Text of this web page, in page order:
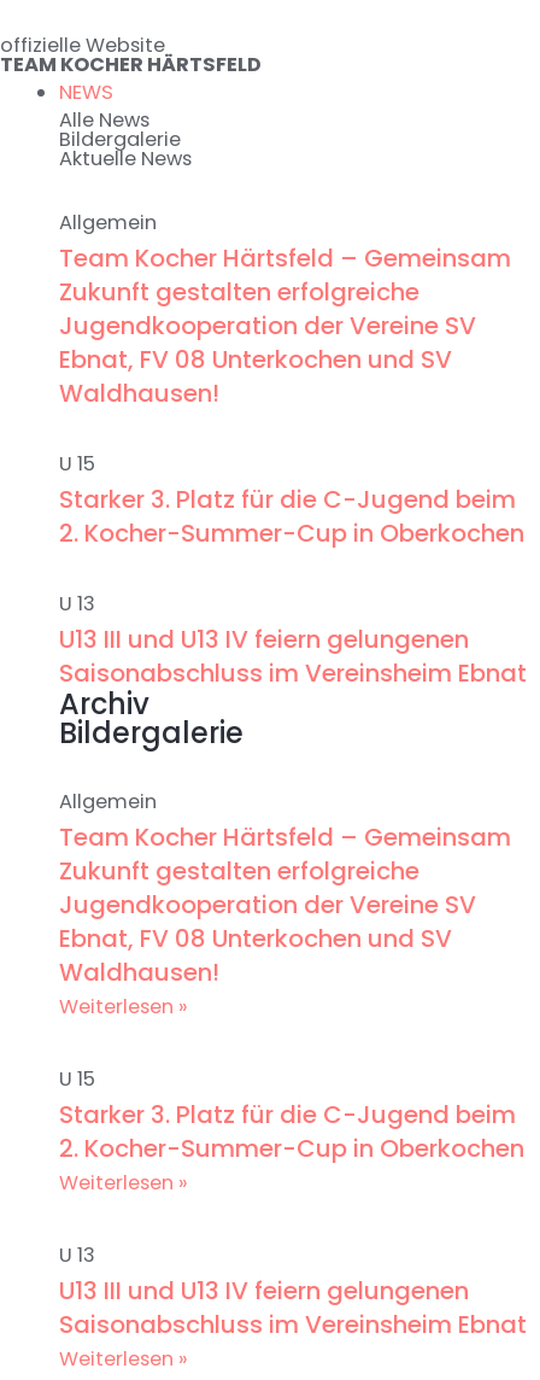
Inhalt
springen
offizielle Website
TEAM KOCHER HÄRTSFELD
NEWS
Alle News
Bildergalerie
Aktuelle News
Allgemein
Team Kocher Härtsfeld – Gemeinsam
Zukunft gestalten erfolgreiche
Jugendkooperation der Vereine SV
Ebnat, FV 08 Unterkochen und SV
Waldhausen!
U 15
Starker 3. Platz für die C-Jugend beim
2. Kocher-Summer-Cup in Oberkochen
U 13
U13 III und U13 IV feiern gelungenen
Saisonabschluss im Vereinsheim Ebnat
Archiv
Bildergalerie
Allgemein
Team Kocher Härtsfeld – Gemeinsam
Zukunft gestalten erfolgreiche
Jugendkooperation der Vereine SV
Ebnat, FV 08 Unterkochen und SV
Waldhausen!
Weiterlesen »
U 15
Starker 3. Platz für die C-Jugend beim
2. Kocher-Summer-Cup in Oberkochen
Weiterlesen »
U 13
U13 III und U13 IV feiern gelungenen
Saisonabschluss im Vereinsheim Ebnat
Weiterlesen »